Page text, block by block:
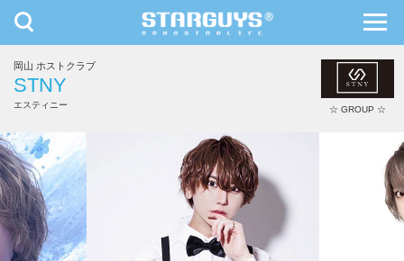
九州・沖縄
toggle
navigation
岡山 ホストクラブ
STNY
エスティニー ☆ GROUP ☆
武田 好誠